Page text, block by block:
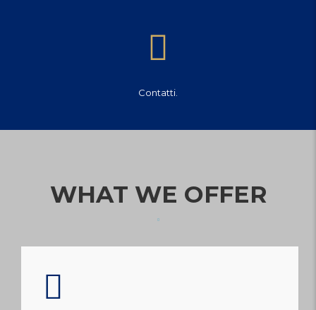
Contatti.
WHAT WE OFFER